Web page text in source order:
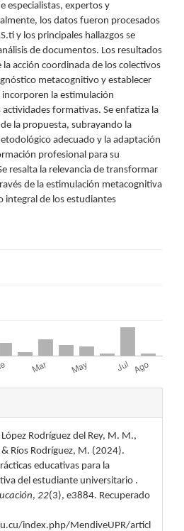
especialistas, expertos y
los datos fueron procesados
y los principales hallazgos se
de documentos. Los resultados
acción coordinada de los colectivos
metacognitivo y establecer
la estimulación
formativas. Se enfatiza la
la propuesta, subrayando la
adecuado y la adaptación
profesional para su
resalta la relevancia de transformar
de la estimulación metacognitiva
integral de los estudiantes
Rodríguez del Rey, M. M.,
& Ríos Rodríguez, M. (2024).
educativas para la
del estudiante universitario .
, 22(3), e3884. Recuperado
index.php/MendiveUPR/articl